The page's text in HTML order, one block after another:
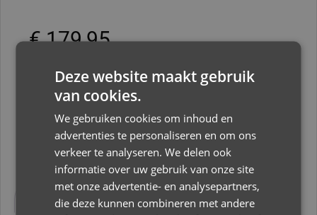
€179,95
Slechts 1 resterend op voorraad
Toevoegen aan winkelwagen
Beschrijving
Aanvullende informatie
Deze website maakt gebruik
van cookies.
We gebruiken cookies om inhoud en
advertenties te personaliseren en om ons
verkeer te analyseren. We delen ook
informatie over uw gebruik van onze site
met onze advertentie- en analysepartners,
die deze kunnen combineren met andere